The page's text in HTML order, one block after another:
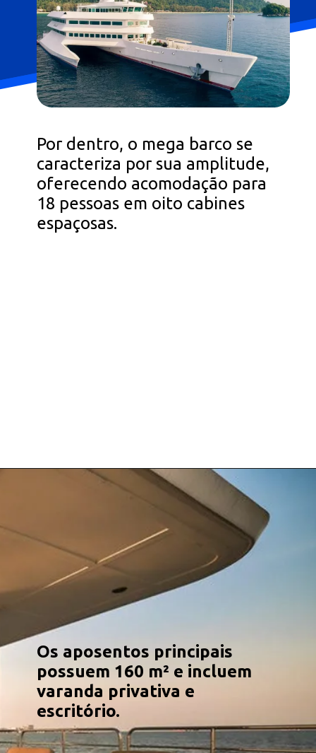
Por dentro, o mega barco se
caracteriza por sua amplitude,
oferecendo acomodação para
18 pessoas em oito cabines
espaçosas.
Os aposentos principais
possuem 160 m² e incluem
varanda privativa e
escritório.